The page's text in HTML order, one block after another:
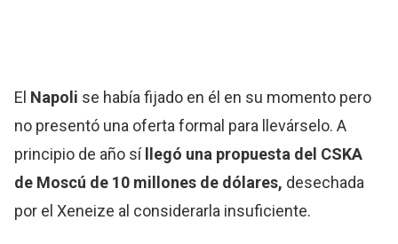
El Napoli se había fijado en él en su momento pero
no presentó una oferta formal para llevárselo. A
principio de año síllegó una propuesta del CSKA
de Moscú de 10 millones de dólares, desechada
por el Xeneize al considerarla insuficiente.